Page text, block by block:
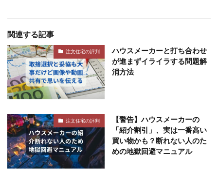
関連する記事
注文住宅の評判
ハウスメーカーと打ち合わせ
が進まずイライラする問題解
消方法
注文住宅の評判
【警告】ハウスメーカーの
「紹介割引」、実は一番高い
買い物かも？断れない人のた
めの地獄回避マニュアル